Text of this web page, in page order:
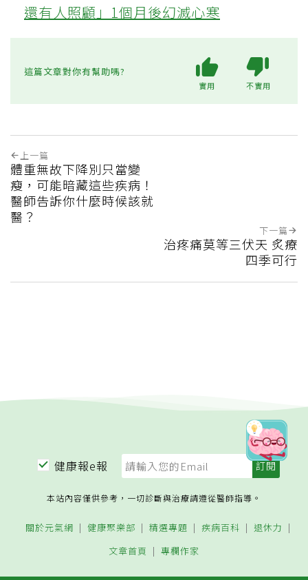
還有人照顧」1個月後幻滅心寒
這篇文章對你有幫助嗎?
實用 不實用
上一篇
體重無故下降別只當變
瘦，可能暗藏這些疾病！
醫師告訴你什麼時候該就
醫？
下一篇
治疼痛莫等三伏天 炙療
四季可行
健康報e報
本站內容僅供參考，一切診斷與治療請遵從醫師指導。
關於元氣網 健康聚樂部 精選專題 疾病百科
退休力
文章首頁
專欄作家